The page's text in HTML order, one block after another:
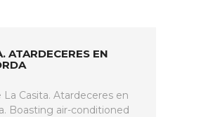
ATARDECERES EN
La Casita. Atardeceres en
Boasting air-conditioned